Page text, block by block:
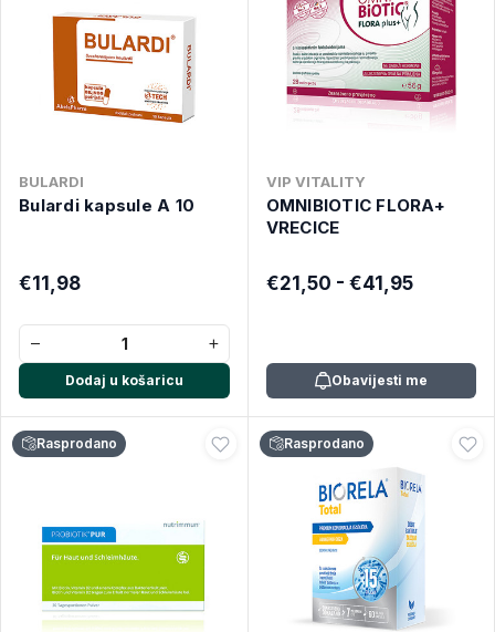
BULARDI
Bulardi kapsule A 10
€11,98
− +
Dodaj u košaricu
VIP VITALITY
OMNIBIOTIC FLORA+
VRECICE
€21,50 - €41,95
Obavijesti me
Rasprodano Rasprodano